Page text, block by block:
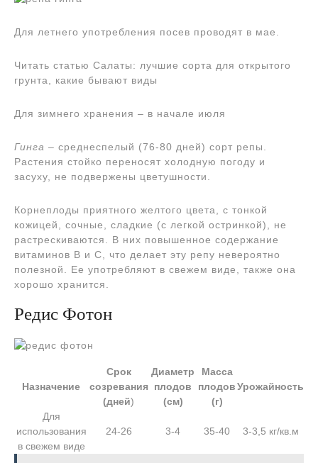
Для летнего употребления посев проводят в мае.
Читать статью Салаты: лучшие сорта для открытого
грунта, какие бывают виды
Для зимнего хранения – в начале июля
Гинга – среднеспелый (76-80 дней) сорт репы.
Растения стойко переносят холодную погоду и
засуху, не подвержены цветушности.
Корнеплоды приятного желтого цвета, с тонкой
кожицей, сочные, сладкие (с легкой остринкой), не
растрескиваются. В них повышенное содержание
витаминов В и С, что делает эту репу невероятно
полезной. Ее употребляют в свежем виде, также она
хорошо хранится.
Редис Фотон
Назначение
Срок
созревания
(дней)
Диаметр
плодов
(см)
Масса
плодов
(г)
Урожайность
Для
использования
в свежем виде
24-26 3-4 35-40 3-3,5 кг/кв.м